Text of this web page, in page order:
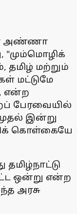
அண்ணா
"மும்மொழிக்
மற்றும்
மட்டுமே
என்ற
பேரவையில்
இன்று
கொள்கையே
ஒன்று என்ற
அரசு